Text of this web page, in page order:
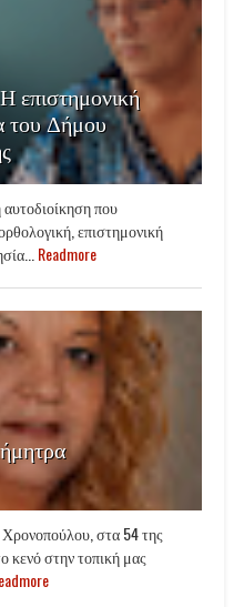
επιστημονική
του Δήμου
που
επιστημονική
Readmore
στα 54 της
κενό στην τοπική μας